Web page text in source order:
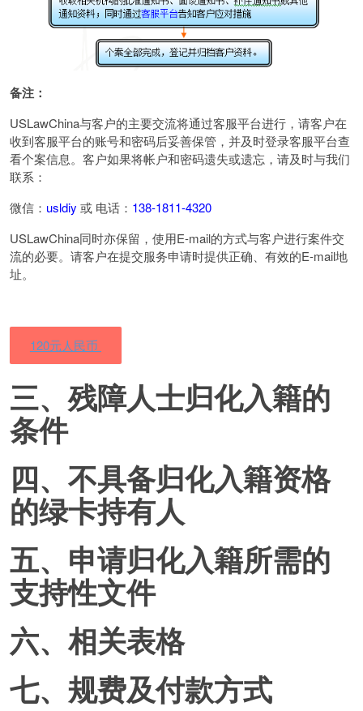
备注：
USLawChina与客户的主要交流将通过客服平台进行，请客户在
收到客服平台的账号和密码后妥善保管，并及时登录客服平台查
看个案信息。客户如果将帐户和密码遗失或遗忘，请及时与我们
联系：
微信： usldiy 或 电话： 138-1811-4320
USLawChina同时亦保留，使用E-mail的方式与客户进行案件交
流的必要。请客户在提交服务申请时提供正确、有效的E-mail地
址。
120元人民币
三、残障人士归化入籍的
条件
四、不具备归化入籍资格
的绿卡持有人
五、申请归化入籍所需的
支持性文件
六、相关表格
七、规费及付款方式